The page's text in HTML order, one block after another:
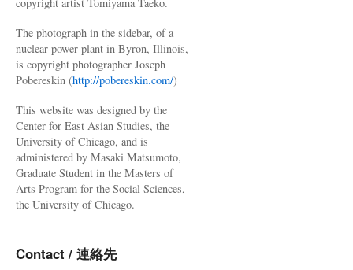
The photograph in the sidebar, of a
nuclear power plant in Byron, Illinois,
is copyright photographer Joseph
Pobereskin (http://pobereskin.com/)
This website was designed by the
Center for East Asian Studies, the
University of Chicago, and is
administered by Masaki Matsumoto,
Graduate Student in the Masters of
Arts Program for the Social Sciences,
the University of Chicago.
Contact / 連絡先